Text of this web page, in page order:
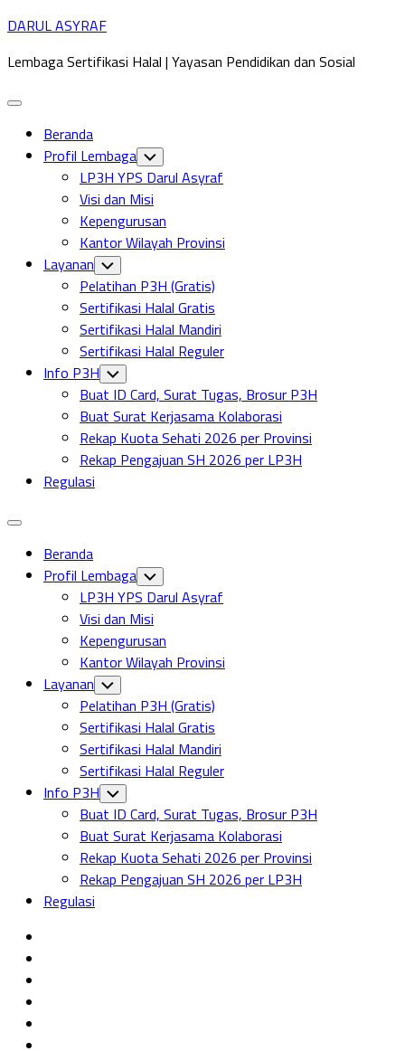
Skip
content
DARUL ASYRAF
Lembaga Sertifikasi Halal | Yayasan Pendidikan dan Sosial
Expand
Beranda
Profil Lembaga Toggle
Child
Menu
LP3H YPS Darul Asyraf
Visi dan Misi
Kepengurusan
Kantor Wilayah Provinsi
Layanan Toggle
Child
Menu
Pelatihan P3H (Gratis)
Sertifikasi Halal Gratis
Sertifikasi Halal Mandiri
Sertifikasi Halal Reguler
Info P3H Toggle
Child
Menu
Buat ID Card, Surat Tugas, Brosur P3H
Buat Surat Kerjasama Kolaborasi
Rekap Kuota Sehati 2026 per Provinsi
Rekap Pengajuan SH 2026 per LP3H
Regulasi
Expand
Beranda
Profil Lembaga Toggle
Child
Menu
LP3H YPS Darul Asyraf
Visi dan Misi
Kepengurusan
Kantor Wilayah Provinsi
Layanan Toggle
Child
Menu
Pelatihan P3H (Gratis)
Sertifikasi Halal Gratis
Sertifikasi Halal Mandiri
Sertifikasi Halal Reguler
Info P3H Toggle
Child
Menu
Buat ID Card, Surat Tugas, Brosur P3H
Buat Surat Kerjasama Kolaborasi
Rekap Kuota Sehati 2026 per Provinsi
Rekap Pengajuan SH 2026 per LP3H
Regulasi